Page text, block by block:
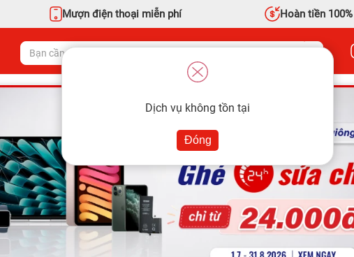
Mượn điện thoại miễn phí Hoàn tiền 100%
Dịch vụ không tồn tại
Đóng